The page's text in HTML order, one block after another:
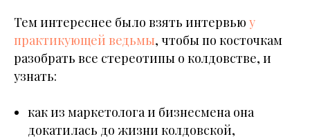
Тем интереснее было взять интервью у
практикующей ведьмы, чтобы по косточкам
разобрать все стереотипы о колдовстве, и
узнать:
как из маркетолога и бизнесмена она
докатилась до жизни колдовской,